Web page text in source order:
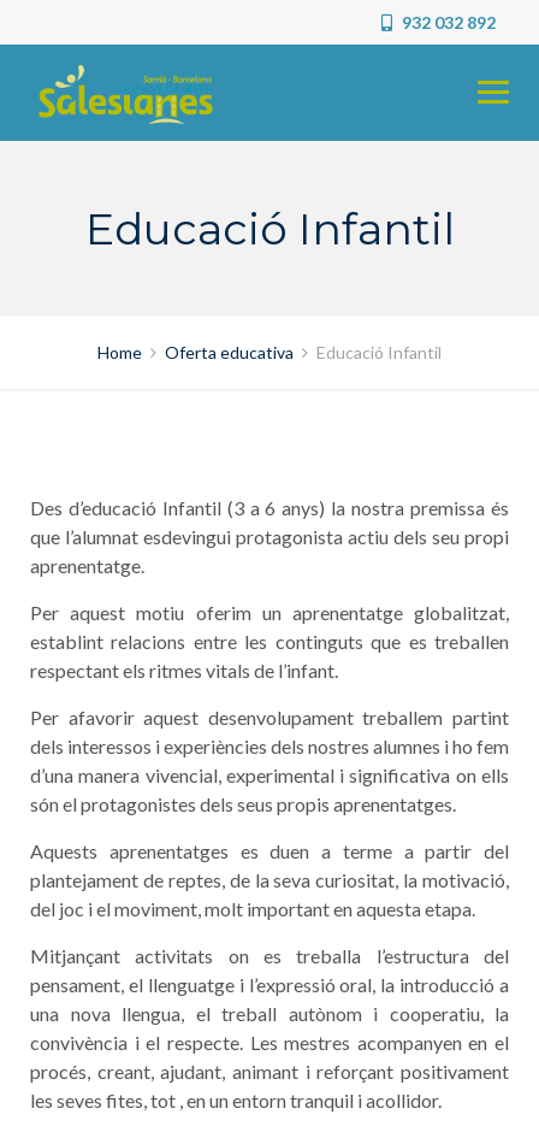
to
932 032 892
Educació Infantil
Home Oferta educativa Educació Infantil
Des d’educació Infantil (3 a 6 anys) la nostra premissa és
que l’alumnat esdevingui protagonista actiu dels seu propi
aprenentatge.
Per aquest motiu oferim un aprenentatge globalitzat,
establint relacions entre les continguts que es treballen
respectant els ritmes vitals de l’infant.
Per afavorir aquest desenvolupament treballem partint
dels interessos i experiències dels nostres alumnes i ho fem
d’una manera vivencial, experimental i significativa on ells
són el protagonistes dels seus propis aprenentatges.
Aquests aprenentatges es duen a terme a partir del
plantejament de reptes, de la seva curiositat, la motivació,
del joc i el moviment, molt important en aquesta etapa.
Mitjançant activitats on es treballa l’estructura del
pensament, el llenguatge i l’expressió oral, la introducció a
una nova llengua, el treball autònom i cooperatiu, la
convivència i el respecte. Les mestres acompanyen en el
procés, creant, ajudant, animant i reforçant positivament
les seves fites, tot , en un entorn tranquil i acollidor.